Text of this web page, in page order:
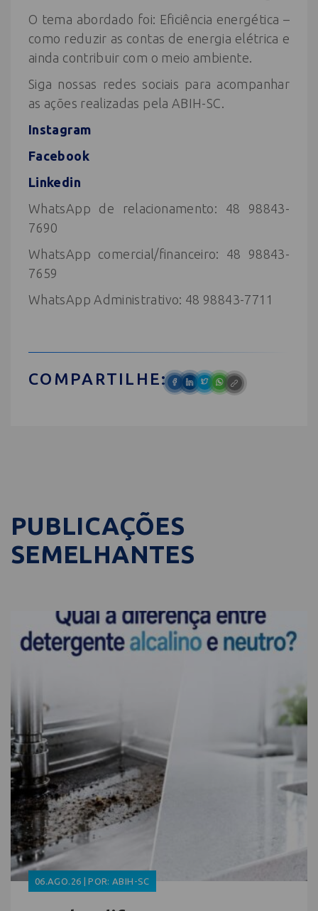
O tema abordado foi: Eficiência energética –
como reduzir as contas de energia elétrica e
ainda contribuir com o meio ambiente.
Siga nossas redes sociais para acompanhar
as ações realizadas pela ABIH-SC.
Instagram
Facebook
Linkedin
WhatsApp de relacionamento: 48 98843-
7690
WhatsApp comercial/financeiro: 48 98843-
7659
WhatsApp Administrativo: 48 98843-7711
COMPARTILHE:
PUBLICAÇÕES
SEMELHANTES
06.AGO.26 | POR: ABIH-SC